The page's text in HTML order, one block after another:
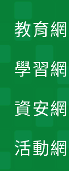
教育
學習
資安
活動